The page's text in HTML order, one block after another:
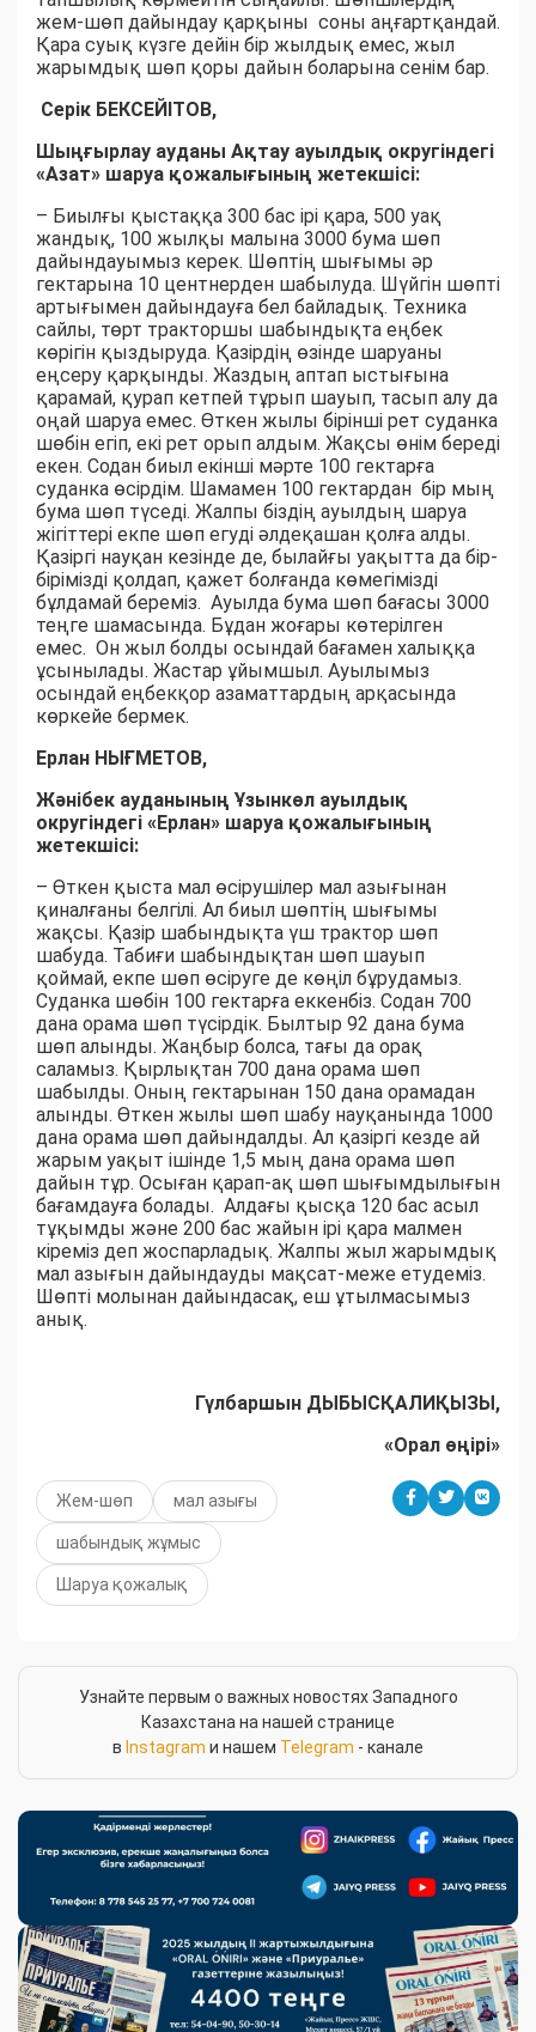
жем-шөп дайындау қарқыны соны аңғартқандай.
Қара суық күзге дейін бір жылдық емес, жыл
жарымдық шөп қоры дайын боларына сенім бар.
Серік БЕКСЕЙІТОВ,
Шыңғырлау ауданы Ақтау ауылдық округіндегі
«Азат» шаруа қожалығының жетекшісі:
– Биылғы қыстаққа 300 бас ірі қара, 500 уақ
жандық, 100 жылқы малына 3000 бума шөп
дайындауымыз керек. Шөптің шығымы әр
гектарына 10 центнерден шабылуда. Шүйгін шөпті
артығымен дайындауға бел байладық. Техника
сайлы, төрт тракторшы шабындықта еңбек
көрігін қыздыруда. Қазірдің өзінде шаруаны
еңсеру қарқынды. Жаздың аптап ыстығына
қарамай, қурап кетпей тұрып шауып, тасып алу да
оңай шаруа емес. Өткен жылы бірінші рет суданка
шөбін егіп, екі рет орып алдым. Жақсы өнім береді
екен. Содан биыл екінші мәрте 100 гектарға
суданка өсірдім. Шамамен 100 гектардан бір мың
бума шөп түседі. Жалпы біздің ауылдың шаруа
жігіттері екпе шөп егуді әлдеқашан қолға алды.
Қазіргі науқан кезінде де, былайғы уақытта да бір-
бірімізді қолдап, қажет болғанда көмегімізді
бұлдамай береміз. Ауылда бума шөп бағасы 3000
теңге шамасында. Бұдан жоғары көтерілген
емес. Он жыл болды осындай бағамен халыққа
ұсынылады. Жастар ұйымшыл. Ауылымыз
осындай еңбекқор азаматтардың арқасында
көркейе бермек.
Ерлан НЫҒМЕТОВ,
Жәнібек ауданының Ұзынкөл ауылдық
округіндегі «Ерлан» шаруа қожалығының
жетекшісі:
– Өткен қыста мал өсірушілер мал азығынан
қиналғаны белгілі. Ал биыл шөптің шығымы
жақсы. Қазір шабындықта үш трактор шөп
шабуда. Табиғи шабындықтан шөп шауып
қоймай, екпе шөп өсіруге де көңіл бұрудамыз.
Суданка шөбін 100 гектарға еккенбіз. Содан 700
дана орама шөп түсірдік. Былтыр 92 дана бума
шөп алынды. Жаңбыр болса, тағы да орақ
саламыз. Қырлықтан 700 дана орама шөп
шабылды. Оның гектарынан 150 дана орамадан
алынды. Өткен жылы шөп шабу науқанында 1000
дана орама шөп дайындалды. Ал қазіргі кезде ай
жарым уақыт ішінде 1,5 мың дана орама шөп
дайын тұр. Осыған қарап-ақ шөп шығымдылығын
бағамдауға болады. Алдағы қысқа 120 бас асыл
тұқымды және 200 бас жайын ірі қара малмен
кіреміз деп жоспарладық. Жалпы жыл жарымдық
мал азығын дайындауды мақсат-меже етудеміз.
Шөпті молынан дайындасақ, еш ұтылмасымыз
анық.
Гүлбаршын ДЫБЫСҚАЛИҚЫЗЫ,
«Орал өңірі»
Жем-шөп мал азығы
шабындық жұмыс
Шаруа қожалық
Узнайте первым о важных новостях Западного
Казахстана на нашей странице
в Instagram и нашем Telegram - канале